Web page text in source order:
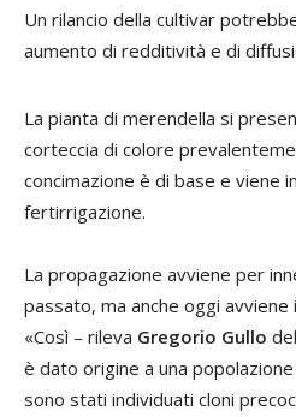
Un rilancio della cultivar
aumento di redditività e di
La pianta di merendella si
corteccia di colore
concimazione è di base e viene
fertirrigazione.
La propagazione avviene per
passato, ma anche oggi
«Così – rileva Gregorio Gullo
è dato origine a una
sono stati individuati cloni